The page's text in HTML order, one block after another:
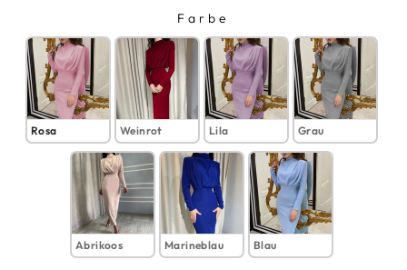
Farbe
FARBE
Rosa Weinrot Lila Grau
Abrikoos Marineblau Blau